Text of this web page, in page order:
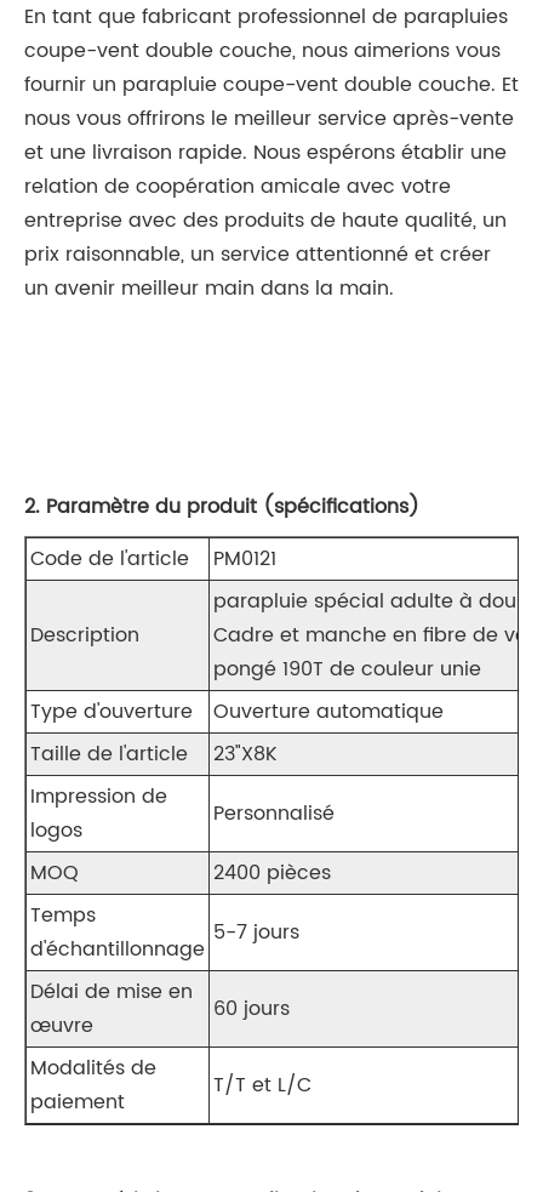
En tant que fabricant professionnel de parapluies
coupe-vent double couche, nous aimerions vous
fournir un parapluie coupe-vent double couche. Et
nous vous offrirons le meilleur service après-vente
et une livraison rapide. Nous espérons établir une
relation de coopération amicale avec votre
entreprise avec des produits de haute qualité, un
prix raisonnable, un service attentionné et créer
un avenir meilleur main dans la main.
2. Paramètre du produit (spécifications)
Code de l'article
PM0121
Description
parapluie spécial adulte à
Cadre et manche en fibre de
pongé 190T de couleur unie
Type d'ouverture
Ouverture automatique
Taille de l'article
23"X8K
Impression de
logos
Personnalisé
MOQ
2400 pièces
Temps
d'échantillonnage
5-7 jours
Délai de mise en
œuvre
60 jours
Modalités de
paiement
T/T et L/C